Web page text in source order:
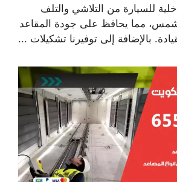
للسيارة من التلاشي والتلف
مما يحافظ على جودة المقاعد
بالإضافة إلى توفيرنا تشكيلات ...